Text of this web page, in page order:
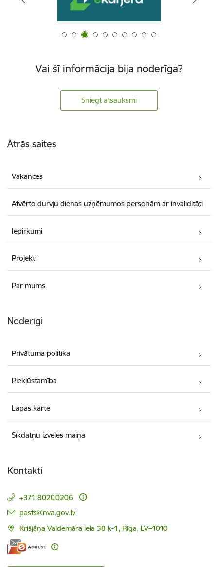
Vai šī informācija bija noderīga?
Sniegt atsauksmi
Ātrās saites
Vakances
Atvērto durvju dienas uzņēmumos personām ar invaliditāti
Iepirkumi
Projekti
Par mums
Noderīgi
Privātuma politika
Piekļūstamība
Lapas karte
Sīkdatņu izvēles maiņa
Kontakti
+371 80200206
E-pasts:
pasts@nva.gov.lv
Krišjāņa Valdemāra iela 38 k-1, Rīga, LV–1010